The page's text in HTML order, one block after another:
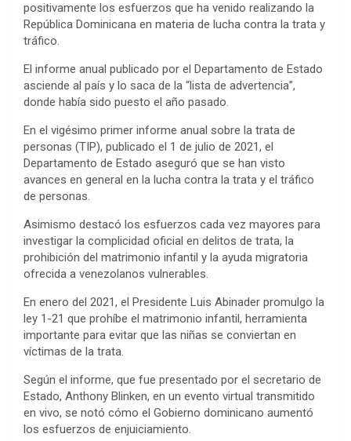
positivamente los esfuerzos que ha venido realizando la
República Dominicana en materia de lucha contra la trata y
tráfico.
El informe anual publicado por el Departamento de Estado
asciende al país y lo saca de la “lista de advertencia”,
donde había sido puesto el año pasado.
En el vigésimo primer informe anual sobre la trata de
personas (TIP), publicado el 1 de julio de 2021, el
Departamento de Estado aseguró que se han visto
avances en general en la lucha contra la trata y el tráfico
de personas.
Asimismo destacó los esfuerzos cada vez mayores para
investigar la complicidad oficial en delitos de trata, la
prohibición del matrimonio infantil y la ayuda migratoria
ofrecida a venezolanos vulnerables.
En enero del 2021, el Presidente Luis Abinader promulgo la
ley 1-21 que prohíbe el matrimonio infantil, herramienta
importante para evitar que las niñas se conviertan en
víctimas de la trata.
Según el informe, que fue presentado por el secretario de
Estado, Anthony Blinken, en un evento virtual transmitido
en vivo, se notó cómo el Gobierno dominicano aumentó
los esfuerzos de enjuiciamiento.